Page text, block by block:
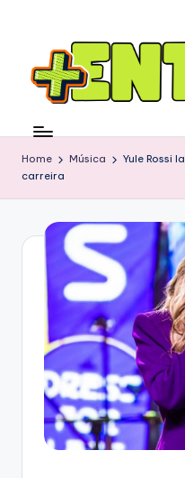
Home Música
Yule Rossi
carreira